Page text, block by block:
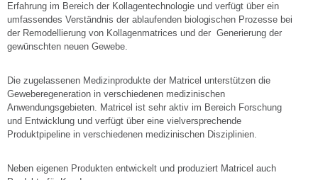
Erfahrung im Bereich der Kollagentechnologie und verfügt über ein
umfassendes Verständnis der ablaufenden biologischen Prozesse bei
der Remodellierung von Kollagenmatrices und der Generierung der
gewünschten neuen Gewebe.
Die zugelassenen Medizinprodukte der Matricel unterstützen die
Geweberegeneration in verschiedenen medizinischen
Anwendungsgebieten. Matricel ist sehr aktiv im Bereich Forschung
und Entwicklung und verfügt über eine vielversprechende
Produktpipeline in verschiedenen medizinischen Disziplinien.
Neben eigenen Produkten entwickelt und produziert Matricel auch